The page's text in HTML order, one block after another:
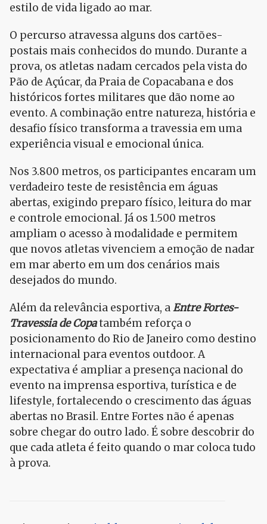
estilo de vida ligado ao mar.
O percurso atravessa alguns dos cartões-
postais mais conhecidos do mundo. Durante a
prova, os atletas nadam cercados pela vista do
Pão de Açúcar, da Praia de Copacabana e dos
históricos fortes militares que dão nome ao
evento. A combinação entre natureza, história e
desafio físico transforma a travessia em uma
experiência visual e emocional única.
Nos 3.800 metros, os participantes encaram um
verdadeiro teste de resistência em águas
abertas, exigindo preparo físico, leitura do mar
e controle emocional. Já os 1.500 metros
ampliam o acesso à modalidade e permitem
que novos atletas vivenciem a emoção de nadar
em mar aberto em um dos cenários mais
desejados do mundo.
Além da relevância esportiva, aEntre Fortes-
Travessia de Copatambém reforça o
posicionamento do Rio de Janeiro como destino
internacional para eventos outdoor. A
expectativa é ampliar a presença nacional do
evento na imprensa esportiva, turística e de
lifestyle, fortalecendo o crescimento das águas
abertas no Brasil. Entre Fortes não é apenas
sobre chegar do outro lado. É sobre descobrir do
que cada atleta é feito quando o mar coloca tudo
à prova.